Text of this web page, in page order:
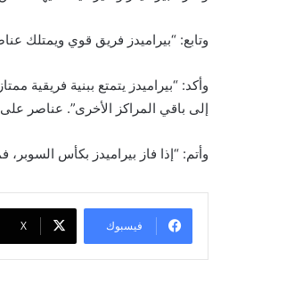
وتابع: “بيراميدز فريق قوي ويمتلك
وأكد: “بيراميدز يتمتع ببنية
إلى باقي المراكز الأخرى”. عناصر
وأتم: “إذا فاز بيراميدز بكأس
فيسبوك X